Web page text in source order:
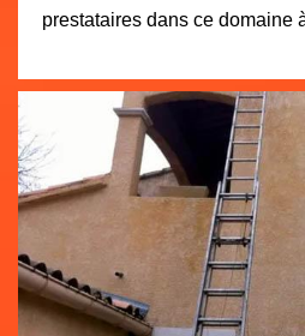
prestataires dans ce domaine